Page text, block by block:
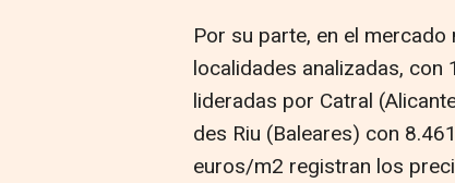
Por su parte, en el
localidades analizadas, con
lideradas por Catral
des Riu (Baleares) con
euros/m2 registran los